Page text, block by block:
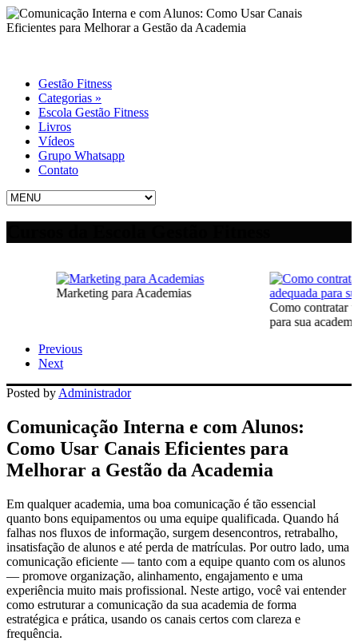
Gestão Fitness
Categorias »
Escola Gestão Fitness
Livros
Vídeos
Grupo Whatsapp
Contato
Marketing para Academias
Como contratar uma
para sua academia
Previous
Next
Posted by Administrador
Comunicação Interna e com Alunos:
Como Usar Canais Eficientes para
Melhorar a Gestão da Academia
Em qualquer academia, uma boa comunicação é tão essencial
quanto bons equipamentos ou uma equipe qualificada. Quando há
falhas nos fluxos de informação, surgem desencontros, retrabalho,
insatisfação de alunos e até perda de matrículas. Por outro lado, uma
comunicação eficiente — tanto com a equipe quanto com os alunos
— promove organização, alinhamento, engajamento e uma
experiência muito mais profissional. Neste artigo, você vai entender
como estruturar a comunicação da sua academia de forma
estratégica e prática, usando os canais certos com clareza e
frequência.